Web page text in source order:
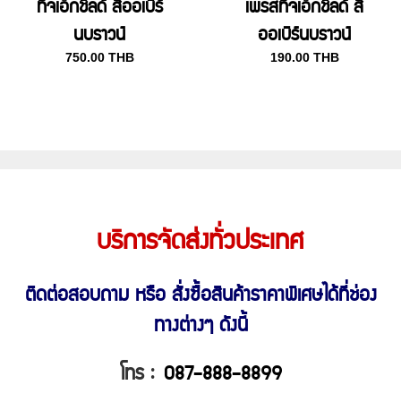
ทีจเอ็กชิลด์ สีออเบิร์
นบราวน์
750.00 THB
เพรสทีจเอ็กชิลด์ สี
ออเบิร์นบราวน์
190.00 THB
บริการจัดส่งทั่วประเทศ
ติดต่อสอบถาม หรือ สั่งซื้อสินค้าราคาพิเศษได้ที่ช่อง
ทางต่างๆ ดังนี้
โทร : 087-888-8899